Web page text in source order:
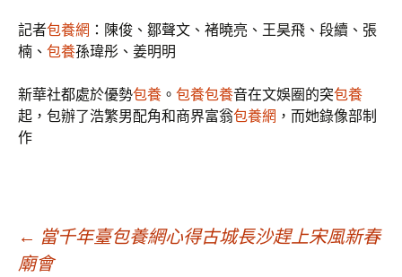
記者包養網 ：陳俊、鄒聲文、褚曉亮、王昊飛、段續、張
楠、 包養孫瑋彤、姜明明
新華社都處於優勢包養 。 包養包養音在文娛圈的突包養
起，包辦了浩繁男配角和商界富翁包養網 ，而她錄像部制
作
文
← 當千年臺包養網心得古城長沙趕上宋風新春
廟會